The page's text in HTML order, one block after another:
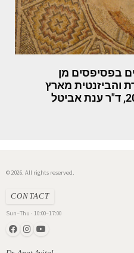
בפסיפסים מן
והביזנטית מארץ
© 2026. All rights reserved.
CONTACT
Sun–Thu · 10:00–17:00